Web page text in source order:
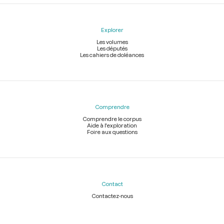
Explorer
Les volumes
Les députés
Les cahiers de doléances
Comprendre
Comprendre le corpus
Aide à l'exploration
Foire aux questions
Contact
Contactez-nous